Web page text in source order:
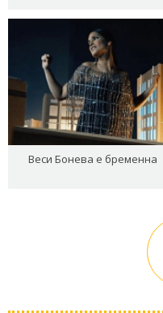
Веси Бонева е бременна